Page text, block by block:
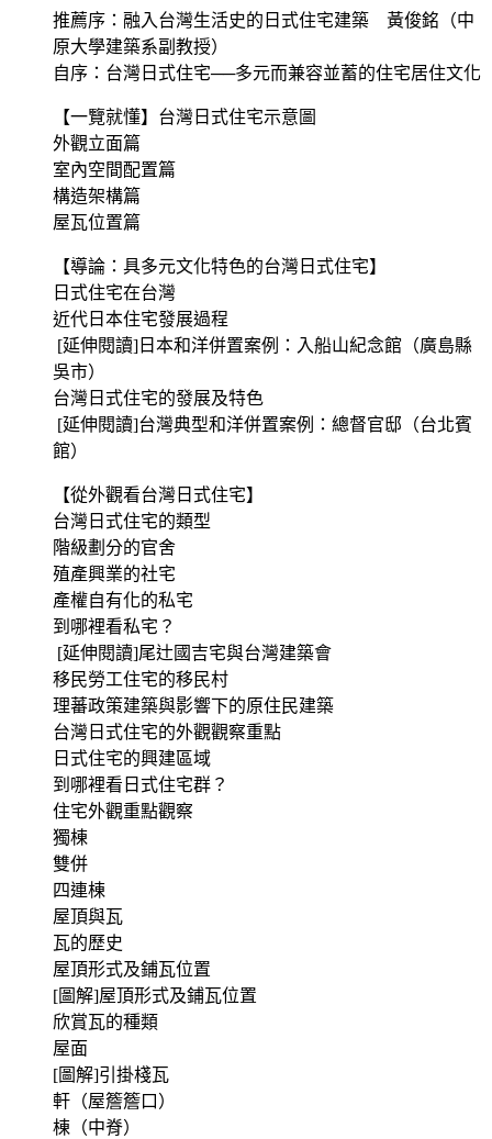
推薦序：融入台灣生活史的日式住宅建築 黃俊銘（中
原大學建築系副教授）
自序：台灣日式住宅──多元而兼容並蓄的住宅居住文化
【一覽就懂】台灣日式住宅示意圖
外觀立面篇
室內空間配置篇
構造架構篇
屋瓦位置篇
【導論：具多元文化特色的台灣日式住宅】
日式住宅在台灣
近代日本住宅發展過程
[延伸閱讀]日本和洋併置案例：入船山紀念館（廣島縣
吳市）
台灣日式住宅的發展及特色
[延伸閱讀]台灣典型和洋併置案例：總督官邸（台北賓
館）
【從外觀看台灣日式住宅】
台灣日式住宅的類型
階級劃分的官舍
殖產興業的社宅
產權自有化的私宅
到哪裡看私宅？
[延伸閱讀]尾辻國吉宅與台灣建築會
移民勞工住宅的移民村
理蕃政策建築與影響下的原住民建築
台灣日式住宅的外觀觀察重點
日式住宅的興建區域
到哪裡看日式住宅群？
住宅外觀重點觀察
獨棟
雙併
四連棟
屋頂與瓦
瓦的歷史
屋頂形式及鋪瓦位置
[圖解]屋頂形式及鋪瓦位置
欣賞瓦的種類
屋面
[圖解]引掛棧瓦
軒（屋簷簷口）
棟（中脊）